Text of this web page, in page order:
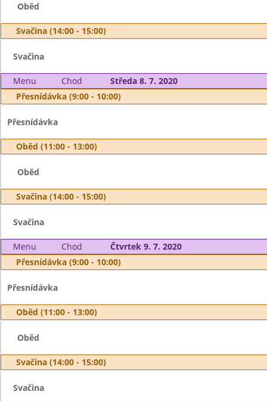
Oběd
Svačina (14:00 - 15:00)
Svačina
Menu Chod
Středa 8. 7. 2020
Přesnídávka (9:00 - 10:00)
Přesnídávka
Oběd (11:00 - 13:00)
Oběd
Svačina (14:00 - 15:00)
Svačina
Menu Chod
Čtvrtek 9. 7. 2020
Přesnídávka (9:00 - 10:00)
Přesnídávka
Oběd (11:00 - 13:00)
Oběd
Svačina (14:00 - 15:00)
Svačina